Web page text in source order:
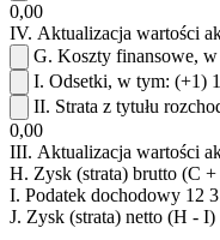
0,00
IV. Aktualizacja wartości
G. Koszty finansowe,
I. Odsetki, w tym: (+1)
II. Strata z tytułu
0,00
III. Aktualizacja wartości
H. Zysk (strata) brutto (C
I. Podatek dochodowy 12
J. Zysk (strata) netto (H - I)